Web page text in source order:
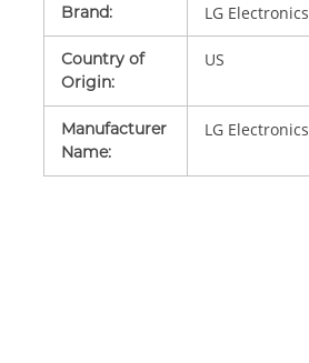
Brand: LG Electronics
Country of
Origin:
US
Manufacturer
Name:
LG Electronics